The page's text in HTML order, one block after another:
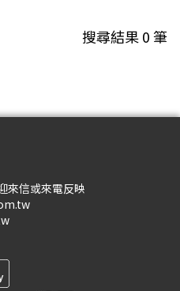
搜尋結果0筆
來信或來電反映